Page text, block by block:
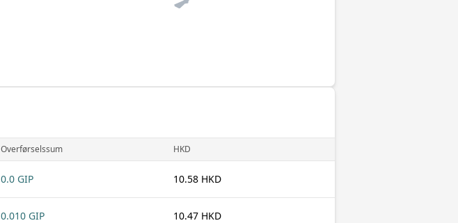
Overførselssum HKD
0.0 GIP 10.58 HKD
0.010 GIP 10.47 HKD